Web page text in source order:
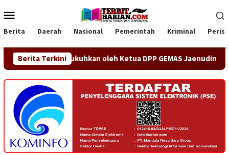
ke
kontenMobile
Berita Daerah Nasional Pemerintah Kriminal
Berita Terkini
Dikukuhkan oleh Ketua DPP GEMAS Jaenudin Alen